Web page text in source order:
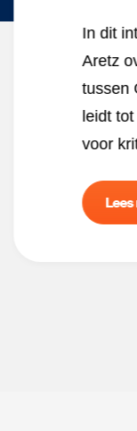
In dit
Aretz
tussen
leidt
voor